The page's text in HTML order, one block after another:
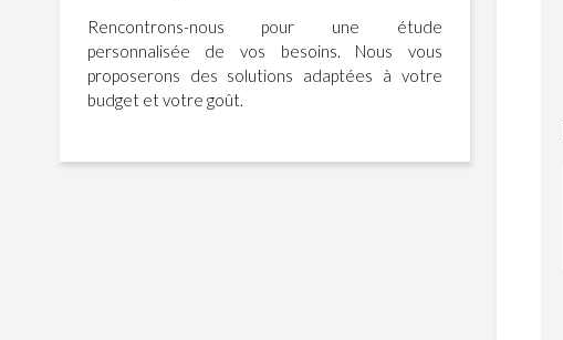
Rencontrons-nous pour une étude
personnalisée de vos besoins. Nous vous
proposerons des solutions adaptées à votre
budget et votre goût.